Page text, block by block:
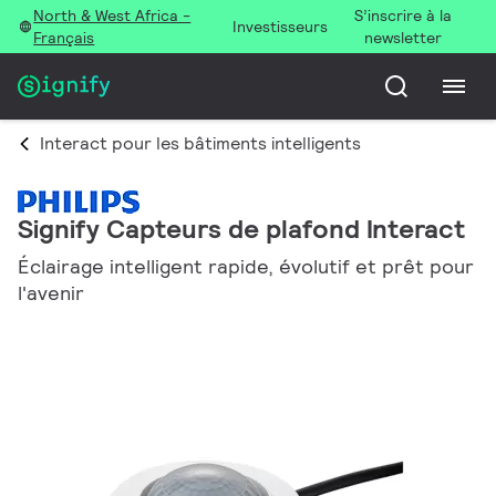
North & West Africa -
Français
Investisseurs
S’inscrire à la
newsletter
Interact pour les bâtiments intelligents
Signify Capteurs de plafond Interact
Éclairage intelligent rapide, évolutif et prêt pour
l'avenir